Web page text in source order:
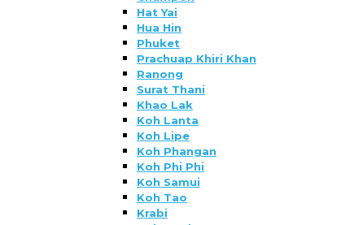
Hat Yai
Hua Hin
Phuket
Prachuap Khiri Khan
Ranong
Surat Thani
Khao Lak
Koh Lanta
Koh Lipe
Koh Phangan
Koh Phi Phi
Koh Samui
Koh Tao
Krabi